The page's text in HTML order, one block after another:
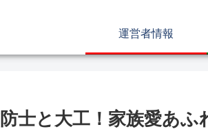
運営者情報
士と大工！家族愛あふ